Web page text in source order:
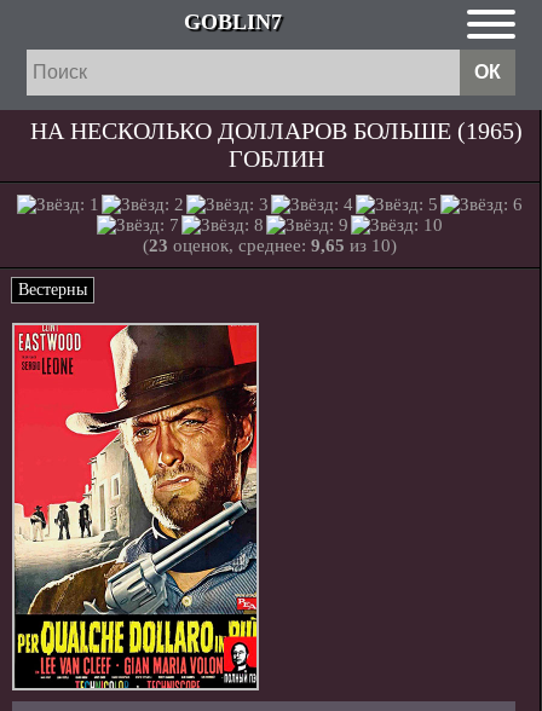
GOBLIN7
НА НЕСКОЛЬКО ДОЛЛАРОВ БОЛЬШЕ (1965)
ГОБЛИН
(23 оценок, среднее: 9,65 из 10)
Вестерны